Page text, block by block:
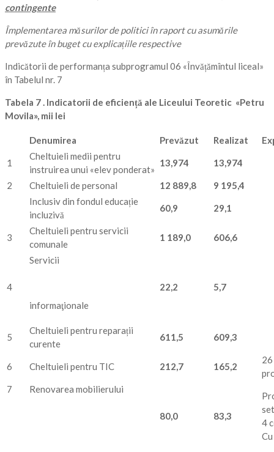
contingente
Împlementarea măsurilor de politici în raport cu asumările
prevăzute în buget cu explicațiile respective
Indicătorii de performanța subprogramul 06 «Învățămîntul liceal»
în Tabelul nr. 7
Tabela 7 . Indicatorii de eficiență ale Liceului Teoretic «Petru
Movila», mii lei
Denumirea Prevăzut Realizat
1
Cheltuieli medii pentru
instruirea unui «elev ponderat»
13,974 13,974
2 Cheltuieli de personal 12 889,8 9 195,4
Inclusiv din fondul educație
incluzivă
60,9 29,1
3
Cheltuieli pentru servicii
comunale
1 189,0 606,6
4
Servicii
informaţionale
22,2 5,7
5
Cheltuieli pentru reparații
curente
611,5 609,3
6 Cheltuieli pentru TIC 212,7 165,2
7
Renovarea mobilierului
80,0 83,3
4